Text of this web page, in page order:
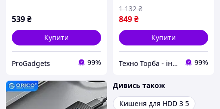
539₴
Купити
ProGadgets 99%
849₴
1 132 ₴
Купити
Техно Торба - інтернет-магазин | tehnotorba.com.ua 99%
Дивись також
Кишеня для HDD 3 5